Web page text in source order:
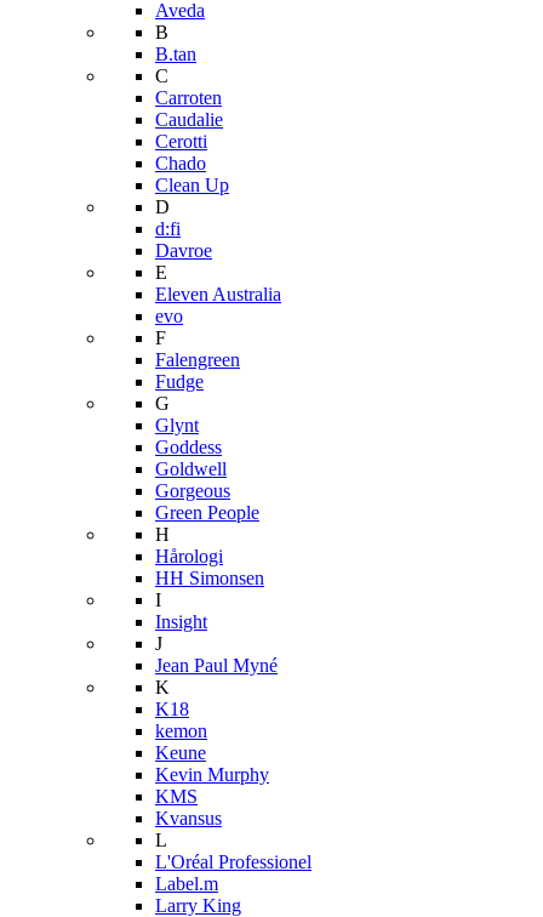
Aveda
B
B.tan
C
Carroten
Caudalie
Cerotti
Chado
Clean Up
D
d:fi
Davroe
E
Eleven Australia
evo
F
Falengreen
Fudge
G
Glynt
Goddess
Goldwell
Gorgeous
Green People
H
Hårologi
HH Simonsen
I
Insight
J
Jean Paul Myné
K
K18
kemon
Keune
Kevin Murphy
KMS
Kvansus
L
L'Oréal Professionel
Label.m
Larry King